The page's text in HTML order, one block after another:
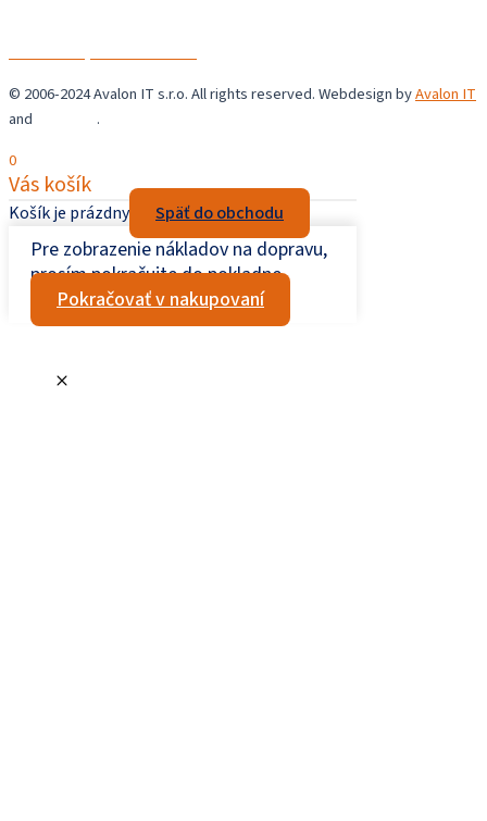
Chrastné 36,044 44 Chrastné
© 2006-2024 Avalon IT s.r.o. All rights reserved. Webdesign byAvalon IT
and
.
0
Vás košík
Košík je prázdny Späť do obchodu
Pre zobrazenie nákladov na dopravu,
prosím pokračujte do pokladne.
Pokračovať v nakupovaní